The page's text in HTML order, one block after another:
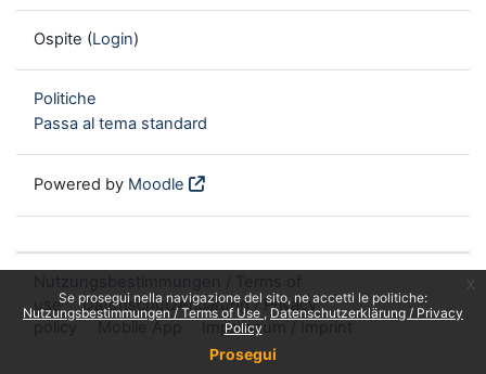
Se prosegui nella navigazione del sito, ne accetti le politiche:
Nutzungsbestimmungen / Terms of Use
Datenschutzerklärung / Privacy
Policy
Prosegui
Ospite (Login)
Politiche
Passa al tema standard
Powered by Moodle
use
Datenschutzerklärung / Privacy
policy
Mobile App Impressum / Imprint